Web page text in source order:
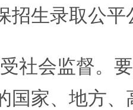
招生录取公平
会监督。要
国家、地方